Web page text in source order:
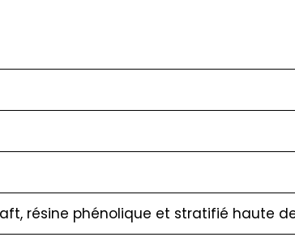
résine phénolique et stratifié haute